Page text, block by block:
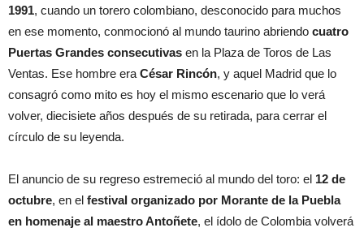
1991, cuando un torero colombiano, desconocido para muchos
en ese momento, conmocionó al mundo taurino abriendo cuatro
Puertas Grandes consecutivas en la Plaza de Toros de Las
Ventas. Ese hombre era César Rincón, y aquel Madrid que lo
consagró como mito es hoy el mismo escenario que lo verá
volver, diecisiete años después de su retirada, para cerrar el
círculo de su leyenda.
El anuncio de su regreso estremeció al mundo del toro: el 12 de
octubre, en el festival organizado por Morante de la Puebla
en homenaje al maestro Antoñete, el ídolo de Colombia volverá